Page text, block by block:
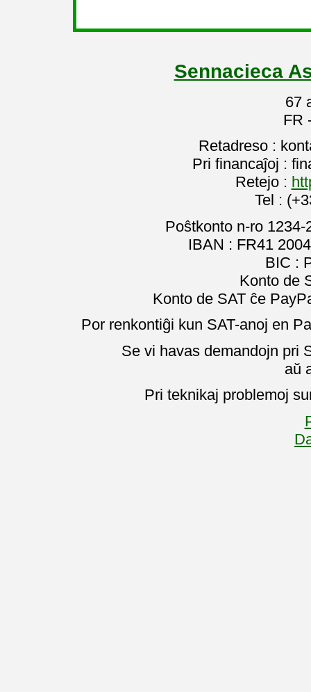
Sennacieca
67
FR
Retadreso :
Pri financaĵoj :
Retejo :
Tel :
Poŝtkonto n-ro
IBAN : FR41
BIC :
Konto de
Konto de SAT ĉe
Por renkontiĝi kun SAT-anoj en
Se vi havas demandojn pri
aŭ
Pri teknikaj problemoj